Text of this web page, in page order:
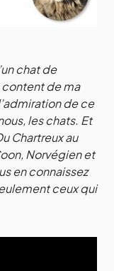
chat de
content de ma
de ce
les chats. Et
Chartreux au
Norvégien et
en connaissez
ceux qui